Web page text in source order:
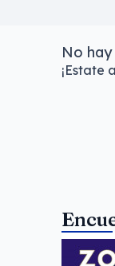
No
¡Estate